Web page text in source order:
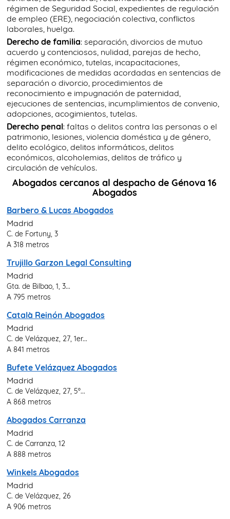
régimen de Seguridad Social, expedientes de regulación
de empleo (ERE), negociación colectiva, conflictos
laborales, huelga.
Derecho de familia: separación, divorcios de mutuo
acuerdo y contenciosos, nulidad, parejas de hecho,
régimen económico, tutelas, incapacitaciones,
modificaciones de medidas acordadas en sentencias de
separación o divorcio, procedimientos de
reconocimiento e impugnación de paternidad,
ejecuciones de sentencias, incumplimientos de convenio,
adopciones, acogimientos, tutelas.
Derecho penal: faltas o delitos contra las personas o el
patrimonio, lesiones, violencia doméstica y de género,
delito ecológico, delitos informáticos, delitos
económicos, alcoholemias, delitos de tráfico y
circulación de vehículos.
Abogados cercanos al despacho de Génova 16
Abogados
Barbero & Lucas Abogados
Madrid
C. de Fortuny, 3
A 318 metros
Trujillo Garzon Legal Consulting
Madrid
Gta. de Bilbao, 1, 3...
A 795 metros
Català Reinón Abogados
Madrid
C. de Velázquez, 27, 1er...
A 841 metros
Bufete Velázquez Abogados
Madrid
C. de Velázquez, 27, 5º...
A 868 metros
Abogados Carranza
Madrid
C. de Carranza, 12
A 888 metros
Winkels Abogados
Madrid
C. de Velázquez, 26
A 906 metros